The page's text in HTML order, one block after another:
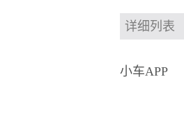
详细列表
小车APP